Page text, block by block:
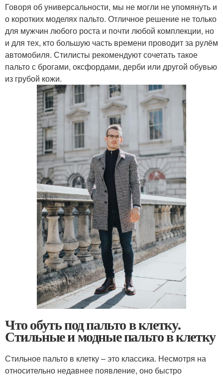
Говоря об универсальности, мы не могли не упомянуть и
о коротких моделях пальто. Отличное решение не только
для мужчин любого роста и почти любой комплекции, но
и для тех, кто большую часть времени проводит за рулём
автомобиля. Стилисты рекомендуют сочетать такое
пальто с брогами, оксфордами, дерби или другой обувью
из грубой кожи.
Что обуть под пальто в клетку.
Стильные и модные пальто в клетку
Стильное пальто в клетку – это классика. Несмотря на
относительно недавнее появление, оно быстро